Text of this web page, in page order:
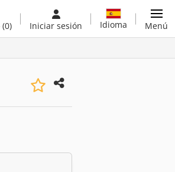
(0) Iniciar sesión Idioma Menú